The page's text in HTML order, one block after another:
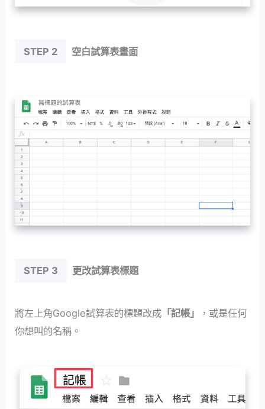
STEP 2 空白試算表畫面
STEP 3 更改試算表標題
將左上角Google試算表的標題改成 「記帳」
，或是任何
你想叫的名稱。